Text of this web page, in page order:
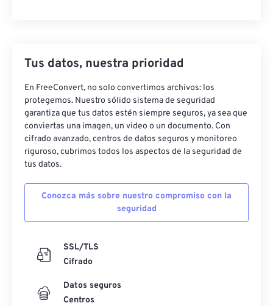
Tus datos, nuestra prioridad
En FreeConvert, no solo convertimos archivos: los
protegemos. Nuestro sólido sistema de seguridad
garantiza que tus datos estén siempre seguros, ya sea que
conviertas una imagen, un video o un documento. Con
cifrado avanzado, centros de datos seguros y monitoreo
riguroso, cubrimos todos los aspectos de la seguridad de
tus datos.
Conozca más sobre nuestro compromiso con la
seguridad
SSL/TLS
Cifrado
Datos seguros
Centros